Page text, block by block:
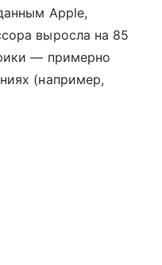
Apple,
выросла на 85
— примерно
(например,